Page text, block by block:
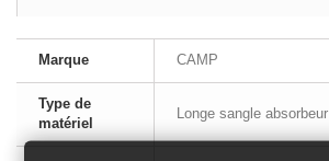
Marque CAMP
Type de
matériel
Longe sangle absorbeur